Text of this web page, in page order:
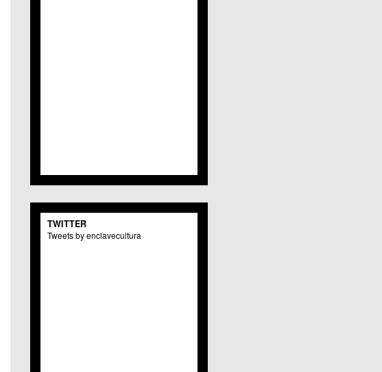
C.C.S. La Paz
C.M. El Carmen
Centros Culturales
C.C. Puertas de Castilla
TWITTER
Tweets by enclavecultura